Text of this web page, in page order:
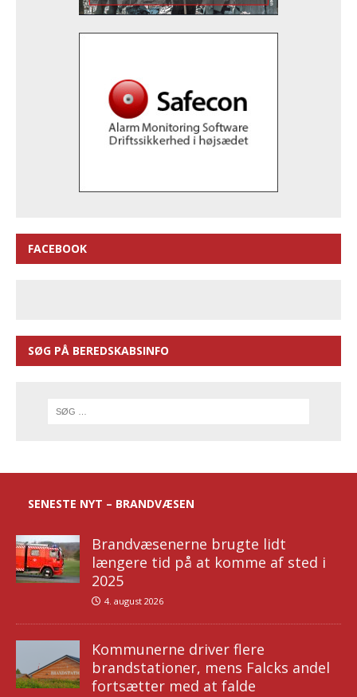
FACEBOOK
SØG PÅ BEREDSKABSINFO
SENESTE NYT – BRANDVÆSEN
Brandvæsenerne brugte lidt
længere tid på at komme af sted i
2025
4. august 2026
Kommunerne driver flere
brandstationer, mens Falcks andel
fortsætter med at falde